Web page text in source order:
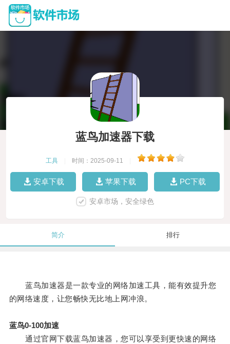
蓝鸟加速器下载
工具 时间：2025-09-11
安卓下载 苹果下载 PC下载
安卓市场，安全绿色
简介 排行
蓝鸟加速器是一款专业的网络加速工具，能有效提升您
的网络速度，让您畅快无比地上网冲浪。
蓝鸟0-100加速
通过官网下载蓝鸟加速器，您可以享受到更快速的网络